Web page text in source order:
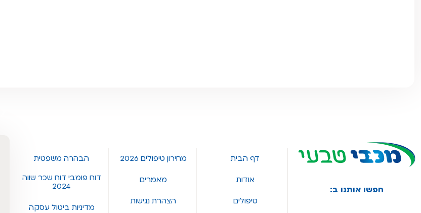
חפשו אותנו ב:
דף הבית
אודות
טיפולים
מחירון טיפולים 2026
מאמרים
הצהרת נגישות
הבהרה משפטית
דוח פומבי דוח שכר שווה
2024
מדיניות ביטול עסקה